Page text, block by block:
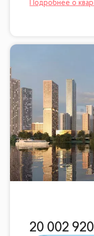
20 002 920